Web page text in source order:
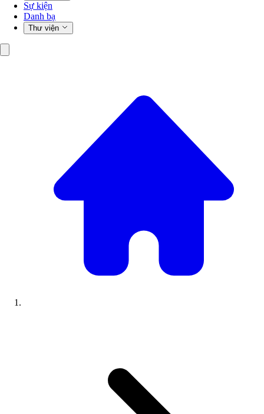
Sự kiện
Danh bạ
Thư viện